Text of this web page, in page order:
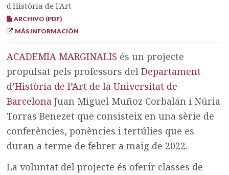
d'Història de l'Art
ARCHIVO (PDF)
MÁS INFORMACIÓN
ACADEMIA MARGINALIS és un projecte
propulsat pels professors delDepartament
d’Història de l’Art de la Universitat de
Barcelona Juan Miguel Muñoz Corbalán i Núria
Torras Benezet que consisteix en una sèrie de
conferències, ponències i tertúlies que es
duran a terme de febrer a maig de 2022.
La voluntat del projecte és oferir classes de